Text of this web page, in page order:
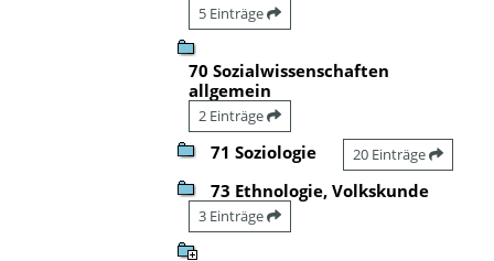
5 Einträge
70 Sozialwissenschaften
allgemein
2 Einträge
71 Soziologie 20 Einträge
73 Ethnologie, Volkskunde
3 Einträge